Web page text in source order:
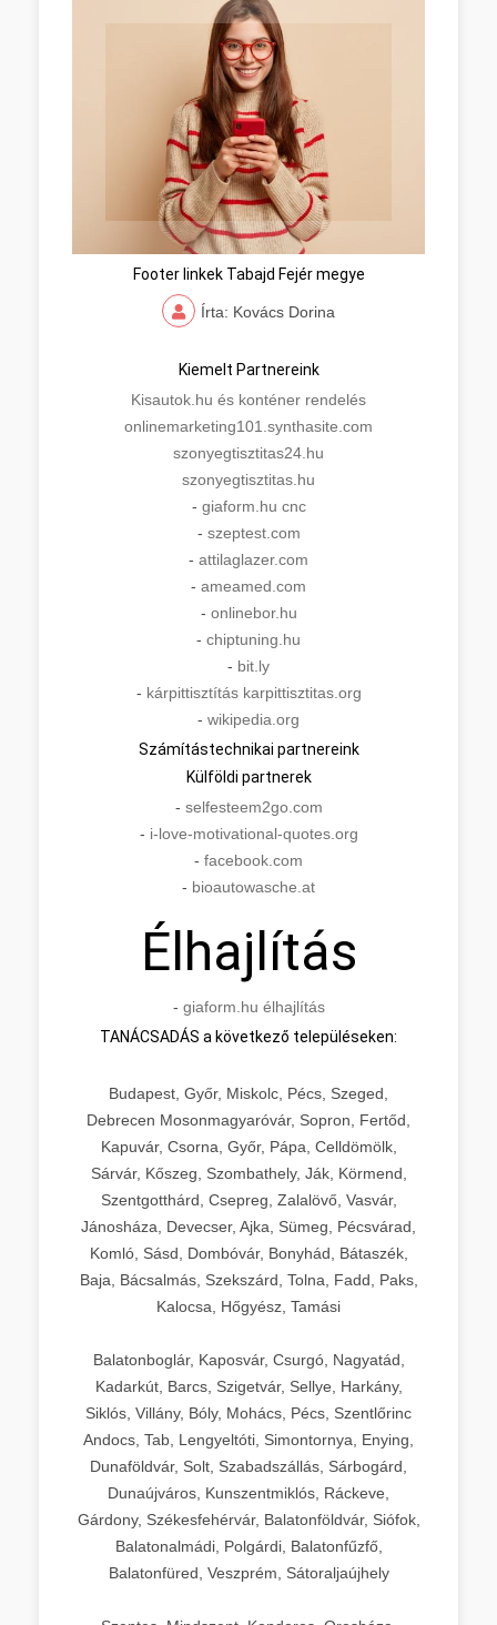
Footer linkek Tabajd Fejér megye
Írta: Kovács Dorina
Kiemelt Partnereink
Kisautok.hu és konténer rendelés
onlinemarketing101.synthasite.com
szonyegtisztitas24.hu
szonyegtisztitas.hu
- giaform.hu cnc
- szeptest.com
- attilaglazer.com
- ameamed.com
- onlinebor.hu
- chiptuning.hu
- bit.ly
- kárpittisztítás karpittisztitas.org
- wikipedia.org
Számítástechnikai partnereink
Külföldi partnerek
- selfesteem2go.com
- i-love-motivational-quotes.org
- facebook.com
- bioautowasche.at
Élhajlítás
- giaform.hu élhajlítás
TANÁCSADÁS a következő településeken:
Budapest, Győr, Miskolc, Pécs, Szeged,
Debrecen Mosonmagyaróvár, Sopron, Fertőd,
Kapuvár, Csorna, Győr, Pápa, Celldömölk,
Sárvár, Kőszeg, Szombathely, Ják, Körmend,
Szentgotthárd, Csepreg, Zalalövő, Vasvár,
Jánosháza, Devecser, Ajka, Sümeg, Pécsvárad,
Komló, Sásd, Dombóvár, Bonyhád, Bátaszék,
Baja, Bácsalmás, Szekszárd, Tolna, Fadd, Paks,
Kalocsa, Hőgyész, Tamási
Balatonboglár, Kaposvár, Csurgó, Nagyatád,
Kadarkút, Barcs, Szigetvár, Sellye, Harkány,
Siklós, Villány, Bóly, Mohács, Pécs, Szentlőrinc
Andocs, Tab, Lengyeltóti, Simontornya, Enying,
Dunaföldvár, Solt, Szabadszállás, Sárbogárd,
Dunaújváros, Kunszentmiklós, Ráckeve,
Gárdony, Székesfehérvár, Balatonföldvár, Siófok,
Balatonalmádi, Polgárdi, Balatonfűzfő,
Balatonfüred, Veszprém, Sátoraljaújhely